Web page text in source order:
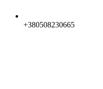
+380508230665